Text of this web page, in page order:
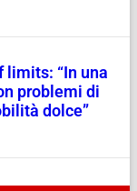
limits: “In una
problemi di
dolce”